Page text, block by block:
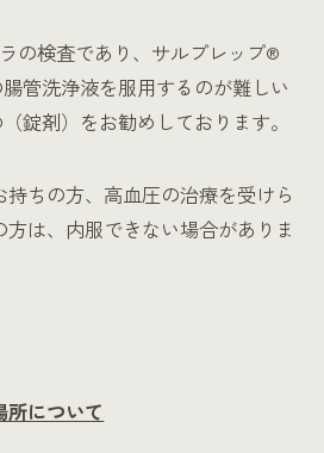
の検査であり、サルプレップ®
管洗浄液を服用するのが難しい
錠剤）をお勧めしております。
ちの方、高血圧の治療を受けら
は、内服できない場合がありま
について